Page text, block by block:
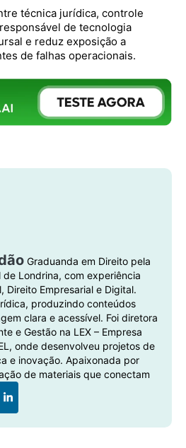
técnica jurídica, controle
de tecnologia
e reduz exposição a
de falhas operacionais.
Graduanda em Direito pela
de Londrina, com experiência
Direito Empresarial e Digital.
produzindo conteúdos
clara e acessível. Foi diretora
e Gestão na LEX – Empresa
onde desenvolveu projetos de
e inovação. Apaixonada por
de materiais que conectam